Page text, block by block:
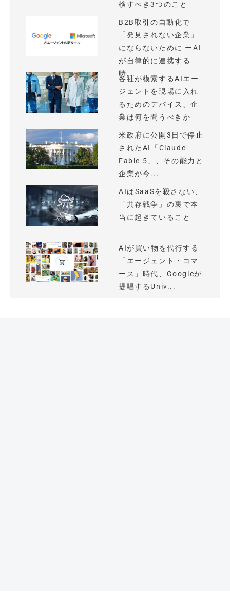
検すべき3つのこと
B2B取引の自動化で
「発見されない企業」
にならないために ーAI
が自律的に連携する
時...
各社が模索するAIエー
ジェントを現場に入れ
るためのデバイス、企
業は何を問うべきか
米政府に公開3日で停止
されたAI「Claude
Fable 5」、その能力と
企業が今...
AIはSaaSを殺さない、
「共存戦争」の裏で本
当に起きていること
AIが買い物を代行する
「エージェント・コマ
ース」時代、Googleが
提唱するUniv...